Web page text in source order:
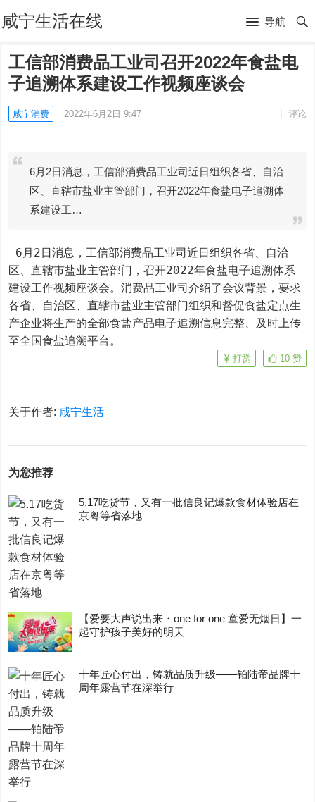
咸宁生活在线 导航
工信部消费品工业司召开2022年食盐电
子追溯体系建设工作视频座谈会
咸宁消费 2022年6月2日 9:47 评论
6月2日消息，工信部消费品工业司近日组织各省、自治
区、直辖市盐业主管部门，召开2022年食盐电子追溯体
系建设工…
区、直辖市盐业主管部门，召开2022年食盐电子追溯体系
建设工作视频座谈会。消费品工业司介绍了会议背景，要求
各省、自治区、直辖市盐业主管部门组织和督促食盐定点生
产企业将生产的全部食盐产品电子追溯信息完整、及时上传
至全国食盐追溯平台。
10 赞
打赏
关于作者: 咸宁生活
为您推荐
5.17吃货节，又有一批信良记爆款食材体验店在
京粤等省落地
【爱要大声说出来・one for one 童爱无烟日】一
起守护孩子美好的明天
十年匠心付出，铸就品质升级——铂陆帝品牌十
周年露营节在深举行